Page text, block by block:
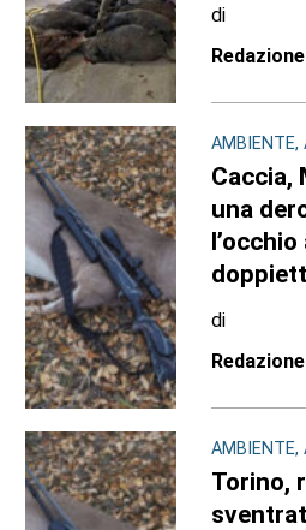
di
Redazione
AMBIENTE,
Caccia,
una
di
Redazione
AMBIENTE,
Torino,